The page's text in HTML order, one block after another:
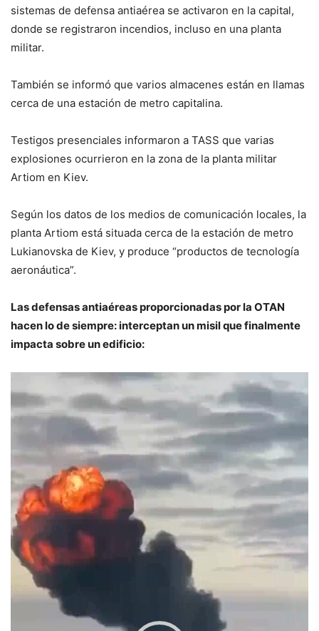
sistemas de defensa antiaérea se activaron en la capital,
donde se registraron incendios, incluso en una planta
militar.
También se informó que varios almacenes están en llamas
cerca de una estación de metro capitalina.
Testigos presenciales informaron a TASS que varias
explosiones ocurrieron en la zona de la planta militar
Artiom en Kiev.
Según los datos de los medios de comunicación locales, la
planta Artiom está situada cerca de la estación de metro
Lukianovska de Kiev, y produce “productos de tecnología
aeronáutica”.
Las defensas antiaéreas proporcionadas por la OTAN
hacen lo de siempre: interceptan un misil que finalmente
impacta sobre un edificio:
Reproductor
vídeo